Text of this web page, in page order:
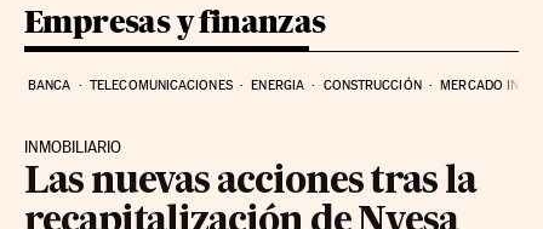
Empresas y finanzas
BANCA TELECOMUNICACIONES ENERGIA CONSTRUCCIÓN MERCADO
INMOBILIARIO
Las nuevas acciones tras la